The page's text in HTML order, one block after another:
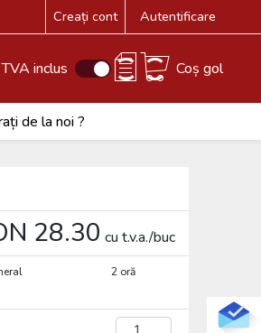
Creați cont Autentificare
TVA inclus Coș gol
de la noi ?
28.30 cu t.v.a./buc
2 oră